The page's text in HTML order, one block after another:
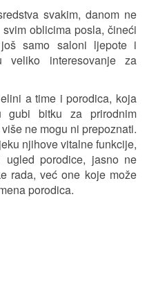
svakim, danom ne
oblicima posla, čineći
samo saloni ljepote i
veliko interesovanje za
a time i porodica, koja
gubi bitku za prirodnim
ne mogu ni prepoznati.
njihove vitalne funkcije,
porodice, jasno ne
rada, već one koje može
porodica.